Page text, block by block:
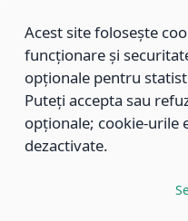
899/21.12.2023
Aprobarea
sociale furnizate în cadrul
Brașov, pentru anul 2024.
Modificarea Anexei
Acest site folosește
funcționare și
opționale pentru
Puteți accepta sau
opționale; cookie-urile
dezactivate.